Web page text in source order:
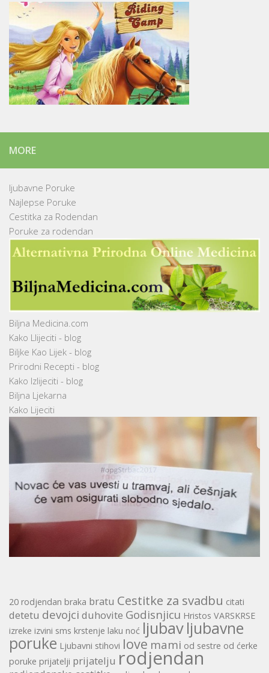
MORE
ljubavne Poruke
Najlepse Poruke
Cestitka za Rodendan
Poruke za rodendan
Biljna Medicina.com
Kako Llijeciti - blog
Biljke Kao Lijek - blog
Prirodni Recepti - blog
Kako Izlijeciti - blog
Biljna Ljekarna
Kako Lijeciti
20 rodjendan braka bratu Cestitke za svadbu citati
detetu devojci duhovite Godisnjicu Hristos VARSKRSE
izreke izvini sms krstenje laku noć ljubavljubavne
poruke Ljubavni stihovi love mami od sestre od ćerke
poruke prijatelji prijatelju rodjendan